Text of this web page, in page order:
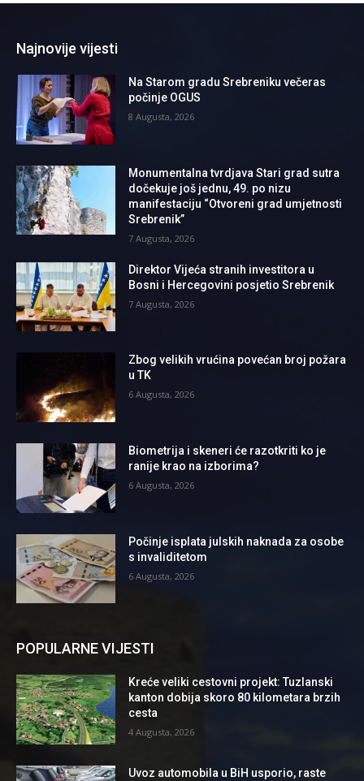
Najnovije vijesti
Na Starom gradu Srebreniku večeras
počinje OGUS
8 Augusta, 2026
Monumentalna tvrdjava Stari grad sutra
dočekuje još jednu, 49. po nizu
manifestaciju “Otvoreni grad umjetnosti
Srebrenik”
7 Augusta, 2026
Direktor Vijeća stranih investitora u
Bosni i Hercegovini posjetio Srebrenik
7 Augusta, 2026
Zbog velikih vrućina povećan broj požara
u TK
6 Augusta, 2026
Biometrija i skeneri će razotkriti ko je
ranije krao na izborima?
6 Augusta, 2026
Počinje isplata julskih naknada za osobe
s invaliditetom
6 Augusta, 2026
POPULARNE VIJESTI
Kreće veliki cestovni projekt: Tuzlanski
kanton dobija skoro 80 kilometara brzih
cesta
4 Augusta, 2026
Uvoz automobila u BiH usporio, raste